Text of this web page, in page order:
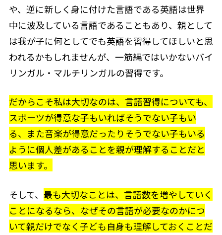
や、逆に新しく身に付けた言語である英語は世界
中に波及している言語であることもあり、親として
は我が子に何としてでも英語を習得してほしいと思
われるかもしれませんが、一筋縄ではいかないバイ
リンガル・マルチリンガルの習得です。
だからこそ私は大切なのは、言語習得についても、
スポーツが得意な子もいればそうでない子もい
る、また音楽が得意だったりそうでない子もいる
ように個人差があることを親が理解することだと
思います。
そして、 最も大切なことは、言語数を増やしていく
ことになるなら、なぜその言語が必要なのかにつ
いて親だけでなく子ども自身も理解しておくことだ